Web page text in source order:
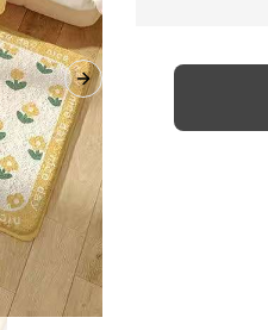
Next slide